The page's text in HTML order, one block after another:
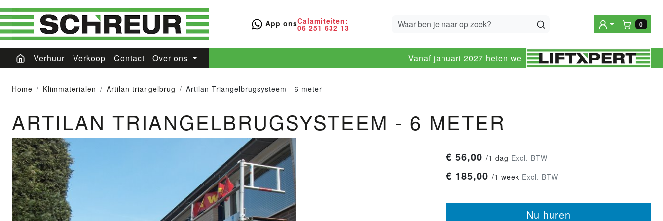
App onsCalamiteiten:
06 251 632 13 0
Verhuur Verkoop Contact Over ons Vanaf januari 2027 heten we
Home Klimmaterialen Artilan triangelbrug Artilan Triangelbrugsysteem - 6 meter
ARTILAN TRIANGELBRUGSYSTEEM - 6 METER
€ 56,00 /1 dag Excl. BTW
€ 185,00 /1 week Excl. BTW
Nu huren